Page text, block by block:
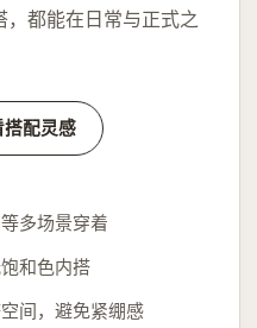
都能在日常与正式之
搭配灵感
多场景穿着
和色内搭
间，避免紧绷感